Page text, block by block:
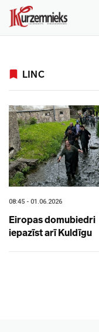
LINC
08:45 - 01.06.2026
Eiropas domubiedri
iepazīst arī Kuldīgu